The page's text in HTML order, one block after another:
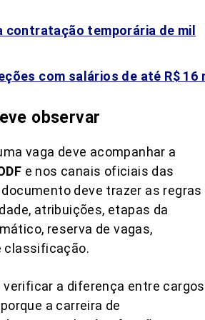
contratação temporária de mil
com salários de até R$ 16
observar
vaga deve acompanhar a
e nos canais oficiais das
deve trazer as regras
atribuições, etapas da
reserva de vagas,
classificação.
a diferença entre cargos
a carreira de